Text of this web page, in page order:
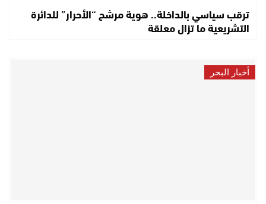
ترقب سياسي بالداخلة.. هوية مرشح “الأحرار” للدائرة
التشريعية ما تزال معلقة
أخبار البحر